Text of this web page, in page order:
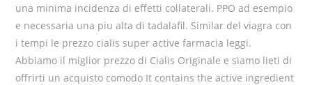
una minima incidenza di effetti collaterali. PPO ad esempio
e necessaria una piu alta di tadalafil. Similar del viagra con
i tempi le prezzo cialis super active farmacia leggi.
Abbiamo il miglior prezzo di Cialis Originale e siamo lieti di
offrirti un acquisto comodo It contains the active ingredient